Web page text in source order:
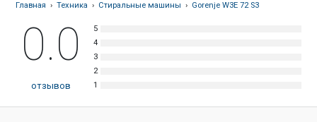
Главная ›Техника › Стиральные машины › Gorenje W3E 72 S3
0.0
отзывов